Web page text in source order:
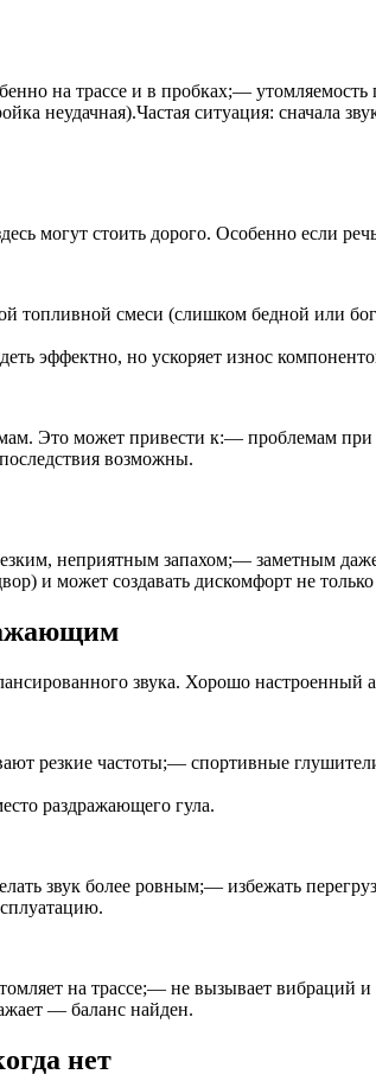
на трассе и в пробках;—
неудачная).Частая ситуация: сначала
могут стоить дорого. Особенно если
топливной смеси (слишком бедной или
эффектно, но ускоряет износ
Это может привести к:— проблемам
возможны.
неприятным запахом;— заметным
и может создавать дискомфорт не
звука. Хорошо
резкие частоты;— спортивные
раздражающего гула.
звук более ровным;— избежать
на трассе;— не вызывает вибраций и
— баланс найден.
нет